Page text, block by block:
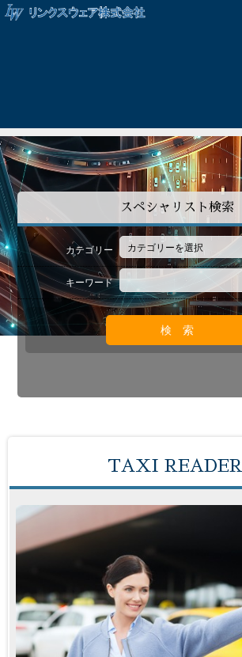
スペシャリスト検索
カテゴリー
キーワード
TAXI READER